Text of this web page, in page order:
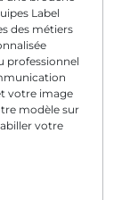
Label
des métiers
professionnel
votre image
modèle sur
votre